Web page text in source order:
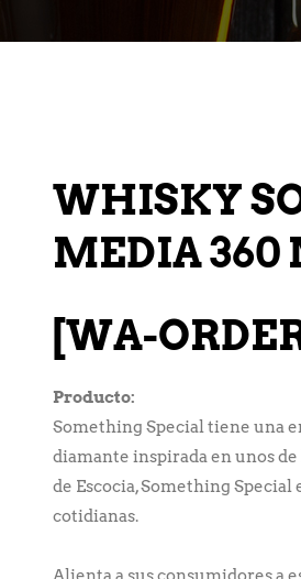
WHISKY
MEDIA 360
[WA-
Producto:
Something Special tiene una
diamante inspirada en unos
de Escocia, Something
cotidianas.